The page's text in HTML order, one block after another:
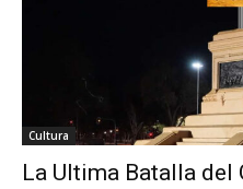
Cultura
La Ultima Batalla del